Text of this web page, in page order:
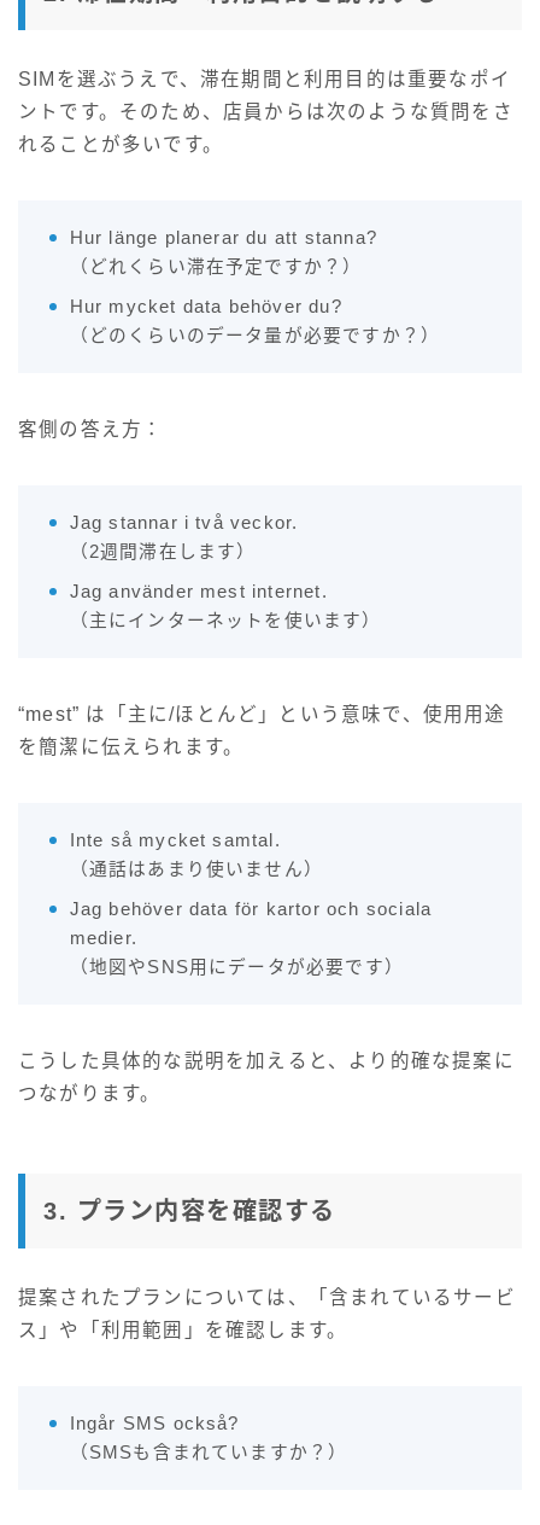
SIMを選ぶうえで、滞在期間と利用目的は重要なポイ
ントです。そのため、店員からは次のような質問をさ
れることが多いです。
Hur länge planerar du att stanna?
（どれくらい滞在予定ですか？）
Hur mycket data behöver du?
（どのくらいのデータ量が必要ですか？）
客側の答え方：
Jag stannar i två veckor.
（2週間滞在します）
Jag använder mest internet.
（主にインターネットを使います）
“mest” は「主に/ほとんど」という意味で、使用用途
を簡潔に伝えられます。
Inte så mycket samtal.
（通話はあまり使いません）
Jag behöver data för kartor och sociala
medier.
（地図やSNS用にデータが必要です）
こうした具体的な説明を加えると、より的確な提案に
つながります。
3. プラン内容を確認する
提案されたプランについては、「含まれているサービ
ス」や「利用範囲」を確認します。
Ingår SMS också?
（SMSも含まれていますか？）